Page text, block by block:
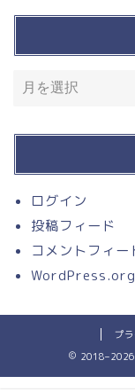
ログイン
投稿フィード
コメントフィー
WordPress.org
プ
2018–2026